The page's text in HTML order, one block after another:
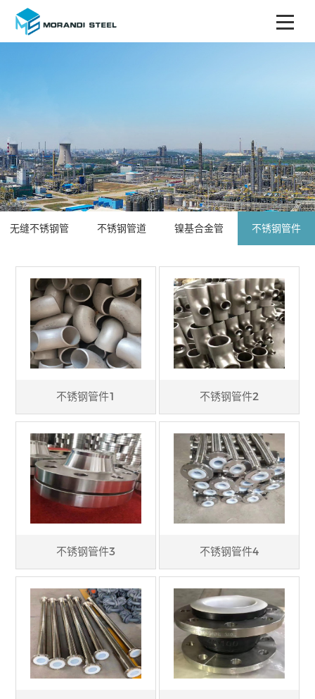
无缝不锈钢管 不锈钢管道 镍基合金管 不锈钢管件
不锈钢管件1 不锈钢管件2
不锈钢管件3 不锈钢管件4